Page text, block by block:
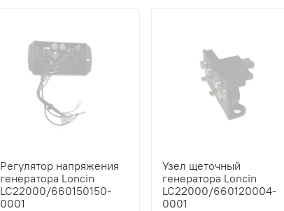
Регулятор напряжения
генератора Loncin
LC22000/660150150-
0001
Узел щеточный
генератора Loncin
LC22000/660120004-
0001